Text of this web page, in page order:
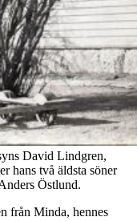
David Lindgren,
hans två äldsta söner
Östlund.
från Minda, hennes